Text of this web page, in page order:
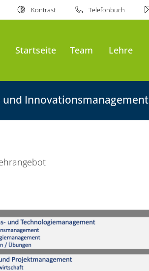
Kontrast Telefonbuch
Startseite Team Lehre
Innovationsmanagement